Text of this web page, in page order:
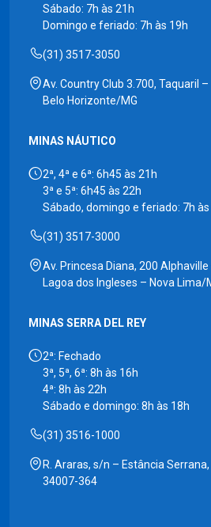
Sábado: 7h às 21h
Domingo e feriado: 7h às 19h
(31) 3517-3050
Av. Country Club 3.700, Taquaril –
Belo Horizonte/MG
MINAS NÁUTICO
2ª, 4ª e 6ª: 6h45 às 21h
3ª e 5ª: 6h45 às 22h
Sábado, domingo e feriado: 7h às
(31) 3517-3000
Av. Princesa Diana, 200 Alphaville
Lagoa dos Ingleses – Nova Lima/
MINAS SERRA DEL REY
2ª: Fechado
3ª, 5ª, 6ª: 8h às 16h
4ª: 8h às 22h
Sábado e domingo: 8h às 18h
(31) 3516-1000
R. Araras, s/n – Estância
34007-364